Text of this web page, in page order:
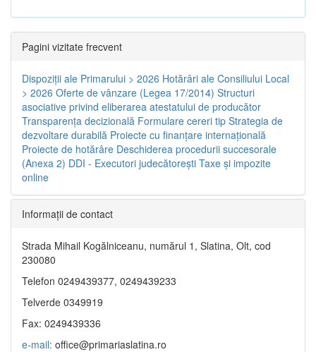
Pagini vizitate frecvent
Dispoziţii ale Primarului > 2026 Hotărâri ale Consiliului Local
> 2026 Oferte de vânzare (Legea 17/2014) Structuri
asociative privind eliberarea atestatului de producător
Transparenţa decizională Formulare cereri tip Strategia de
dezvoltare durabilă Proiecte cu finanţare internaţională
Proiecte de hotărâre Deschiderea procedurii succesorale
(Anexa 2) DDI - Executori judecătorești Taxe şi impozite
online
Informaţii de contact
Strada Mihail Kogălniceanu, numărul 1, Slatina, Olt, cod
230080
Telefon 0249439377, 0249439233
Telverde 0349919
Fax: 0249439336
e-mail: office@primariaslatina.ro